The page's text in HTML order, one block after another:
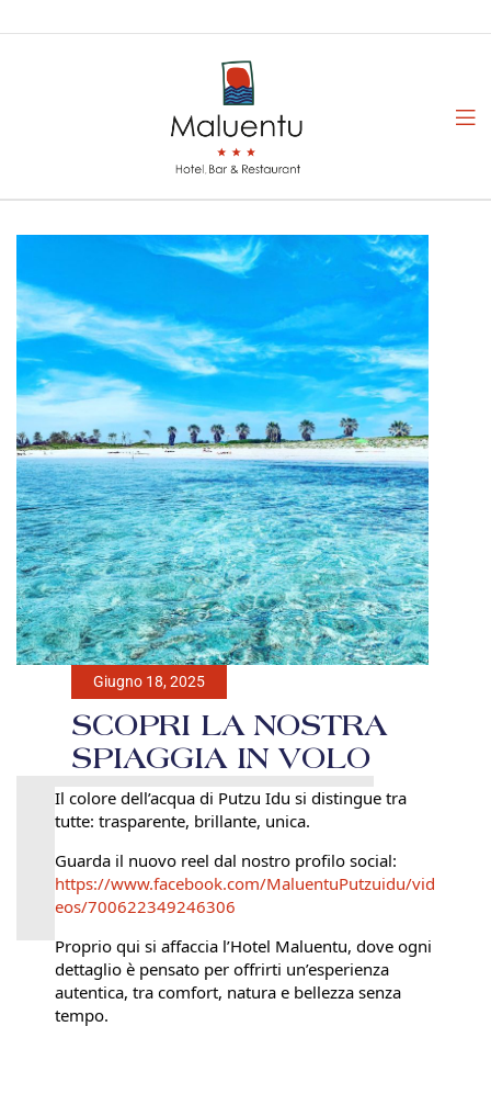
Giugno 18, 2025
SCOPRI LA NOSTRA
SPIAGGIA IN VOLO
Il colore dell’acqua di Putzu Idu si distingue tra
tutte: trasparente, brillante, unica.
Guarda il nuovo reel dal nostro profilo social:
https://www.facebook.com/MaluentuPutzuidu/vid
eos/700622349246306
Proprio qui si affaccia l’Hotel Maluentu, dove ogni
dettaglio è pensato per offrirti un’esperienza
autentica, tra comfort, natura e bellezza senza
tempo.